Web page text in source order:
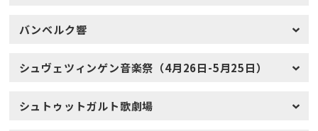
バンベルク響
シュヴェツィンゲン音楽祭（4月26日-5月25日）
シュトゥットガルト歌劇場